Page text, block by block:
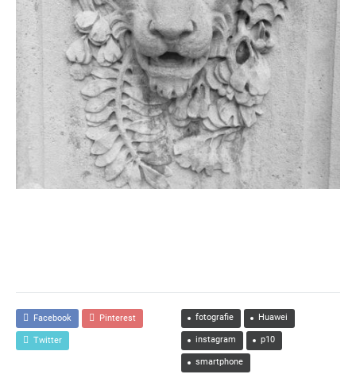
Facebook Pinterest
Twitter
fotografie Huawei
instagram p10
smartphone